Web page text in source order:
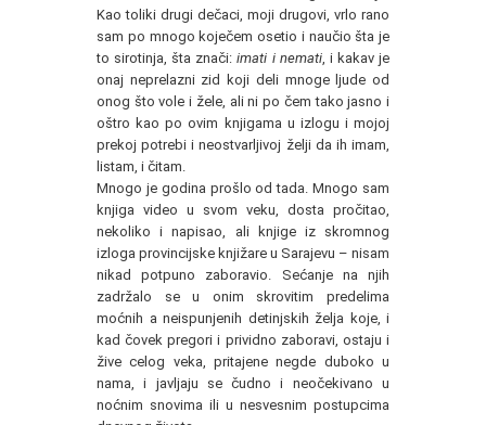
Kao toliki drugi dečaci, moji drugovi, vrlo rano
sam po mnogo koječem osetio i naučio šta je
to sirotinja, šta znači:imati i nemati, i kakav je
onaj neprelazni zid koji deli mnoge ljude od
onog što vole i žele, ali ni po čem tako jasno i
oštro kao po ovim knjigama u izlogu i mojoj
prekoj potrebi i neostvarljivoj želji da ih imam,
listam, i čitam.
Mnogo je godina prošlo od tada. Mnogo sam
knjiga video u svom veku, dosta pročitao,
nekoliko i napisao, ali knjige iz skromnog
izloga provincijske knjižare u Sarajevu – nisam
nikad potpuno zaboravio. Sećanje na njih
zadržalo se u onim skrovitim predelima
moćnih a neispunjenih detinjskih želja koje, i
kad čovek pregori i prividno zaboravi, ostaju i
žive celog veka, pritajene negde duboko u
nama, i javljaju se čudno i neočekivano u
noćnim snovima ili u nesvesnim postupcima